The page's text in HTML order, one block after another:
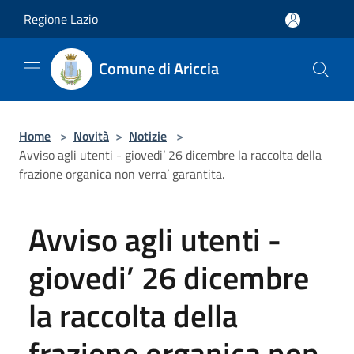
Regione Lazio
Comune di Ariccia
Home > Novità > Notizie >
Avviso agli utenti - giovedi’ 26 dicembre la raccolta della
frazione organica non verra’ garantita.
Avviso agli utenti -
giovedi’ 26 dicembre
la raccolta della